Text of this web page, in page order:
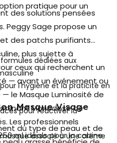
pratique pour un
des solutions pensées
Peggy Sage propose un
et des patchs purifiants
plus sujette à
ceux qui recherchent un
— avant un événement ou
le Masque Luminosité de
Monodose de
Les professionnels
ml idéals pour la cabine
dédiées aux
l'hygiène et la praticité en
pour réactiver la
associé à une crème
Masque Visage
du type de peau et de